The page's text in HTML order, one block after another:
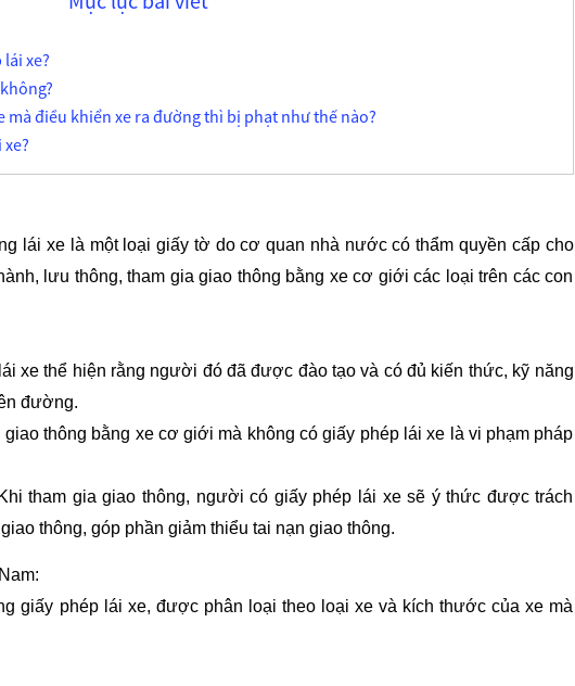
xe?
mà điều khiển xe ra đường thì bị phạt như thế nào?
lái xe là một loại giấy tờ do cơ quan nhà nước có thẩm quyền cấp cho
lưu thông, tham gia giao thông bằng xe cơ giới các loại trên các con
xe thể hiện rằng người đó đã được đào tạo và có đủ kiến thức, kỹ năng
đường.
thông bằng xe cơ giới mà không có giấy phép lái xe là vi phạm pháp
tham gia giao thông, người có giấy phép lái xe sẽ ý thức được trách
thông, góp phần giảm thiểu tai nạn giao thông.
giấy phép lái xe, được phân loại theo loại xe và kích thước của xe mà